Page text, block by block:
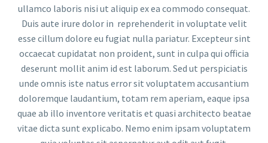
ullamco laboris nisi ut aliquip ex ea commodo consequat.
Duis aute irure dolor in reprehenderit in voluptate velit
esse cillum dolore eu fugiat nulla pariatur. Excepteur sint
occaecat cupidatat non proident, sunt in culpa qui officia
deserunt mollit anim id est laborum. Sed ut perspiciatis
unde omnis iste natus error sit voluptatem accusantium
doloremque laudantium, totam rem aperiam, eaque ipsa
quae ab illo inventore veritatis et quasi architecto beatae
vitae dicta sunt explicabo. Nemo enim ipsam voluptatem